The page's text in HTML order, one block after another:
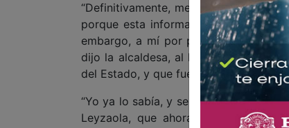
“Definitivamente, me siento un poco
porque esta información yo ya la
embargo, a mí por parte del gobierno
dijo la alcaldesa, al hablar sobre los
del Estado, y que fueron publicados
“Yo ya lo sabía, y se ha permitido
Leyzaola, que ahora está en las